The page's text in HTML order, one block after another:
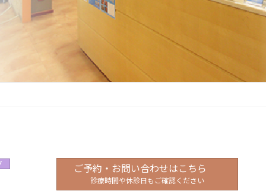
ご予約・お問い合わせはこちら
診療時間や休診日もご確認ください